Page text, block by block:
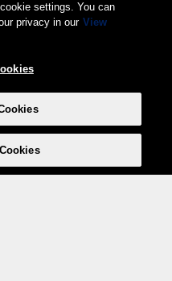
settings. You can
privacy in our View